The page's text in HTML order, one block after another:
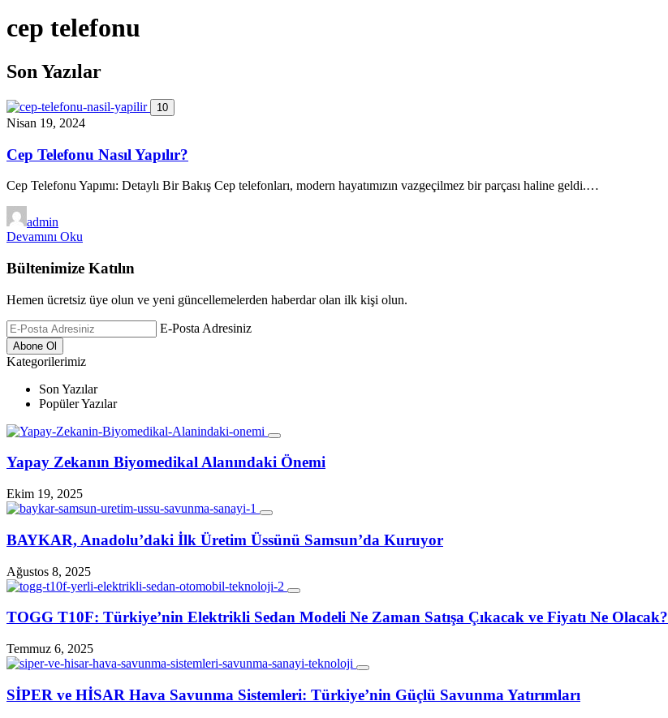
cep telefonu
Son Yazılar
10
Nisan 19, 2024
Cep Telefonu Nasıl Yapılır?
Cep Telefonu Yapımı: Detaylı Bir Bakış Cep telefonları, modern hayatımızın vazgeçilmez bir parçası haline geldi.…
admin
Devamını Oku
Bültenimize Katılın
Hemen ücretsiz üye olun ve yeni güncellemelerden haberdar olan ilk kişi olun.
E-Posta Adresiniz
Kategorilerimiz
Son Yazılar
Popüler Yazılar
Yapay Zekanın Biyomedikal Alanındaki Önemi
Ekim 19, 2025
BAYKAR, Anadolu’daki İlk Üretim Üssünü Samsun’da Kuruyor
Ağustos 8, 2025
TOGG T10F: Türkiye’nin Elektrikli Sedan Modeli Ne Zaman Satışa Çıkacak ve Fiyatı Ne Olacak?
Temmuz 6, 2025
SİPER ve HİSAR Hava Savunma Sistemleri: Türkiye’nin Güçlü Savunma Yatırımları